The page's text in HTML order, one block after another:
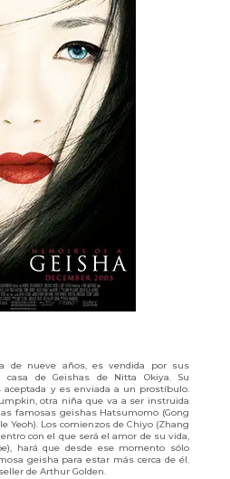
de nueve años, es vendida por sus
de Geishas de Nitta Okiya. Su
y es enviada a un prostíbulo.
otra niña que va a ser instruida
famosas geishas Hatsumomo (Gong
Yeoh). Los comienzos de Chiyo (Zhang
con el que será el amor de su vida,
hará que desde ese momento sólo
geisha para estar más cerca de él.
de Arthur Golden.